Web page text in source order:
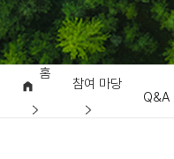
홈
참여 마당
Q&A